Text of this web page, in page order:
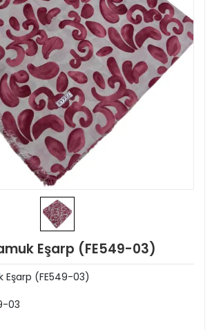
Eşarp (FE549-03)
Eşarp (FE549-03)
03